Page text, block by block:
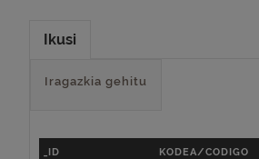
Ikusi
Iragazkia gehitu
_ID KODEA/CODIGO